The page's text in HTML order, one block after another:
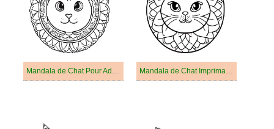
Mandala de Chat Pour Adultes Mandala de Chat Imprimable